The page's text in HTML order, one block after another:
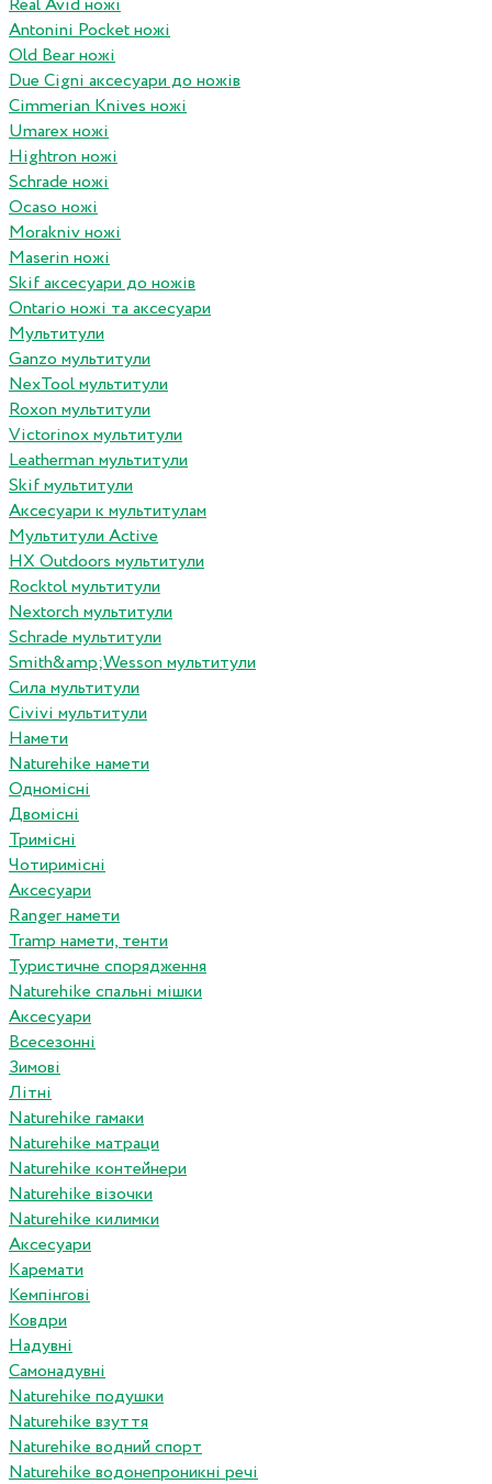
Real Avid ножі
Antonini Pocket ножі
Old Bear ножі
Due Cigni аксесуари до ножів
Cimmerian Knives ножі
Umarex ножі
Hightron ножі
Schrade ножі
Ocaso ножі
Morakniv ножі
Maserin ножі
Skif аксесуари до ножів
Ontario ножі та аксесуари
Мультитули
Ganzo мультитули
NexTool мультитули
Roxon мультитули
Victorinox мультитули
Leatherman мультитули
Skif мультитули
Аксесуари к мультитулам
Мультитули Active
HX Outdoors мультитули
Rocktol мультитули
Nextorch мультитули
Schrade мультитули
Smith&amp;Wesson мультитули
Сила мультитули
Civivi мультитули
Намети
Naturehike намети
Одномісні
Двомісні
Тримісні
Чотиримісні
Аксесуари
Ranger намети
Tramp намети, тенти
Туристичне спорядження
Naturehike спальні мішки
Аксесуари
Всесезонні
Зимові
Літні
Naturehike гамаки
Naturehike матраци
Naturehike контейнери
Naturehike візочки
Naturehike килимки
Аксесуари
Каремати
Кемпінгові
Ковдри
Надувні
Самонадувні
Naturehike подушки
Naturehike взуття
Naturehike водний спорт
Naturehike водонепроникні речі